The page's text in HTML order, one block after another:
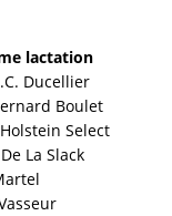
lactation
Ducellier
Boulet
Select
La Slack